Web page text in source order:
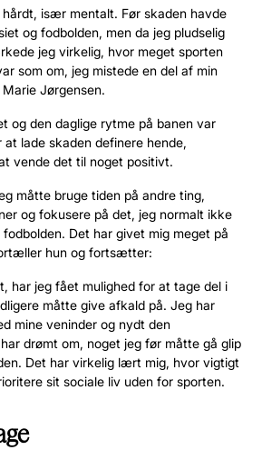
især mentalt. Før skaden havde
og fodbolden, men da jeg pludselig
jeg virkelig, hvor meget sporten
som om, jeg mistede en del af min
Jørgensen.
og den daglige rytme på banen var
lade skaden definere hende,
vende det til noget positivt.
måtte bruge tiden på andre ting,
og fokusere på det, jeg normalt ikke
Det har givet mig meget på
hun og fortsætter:
har jeg fået mulighed for at tage del i
måtte give afkald på. Jeg har
mine veninder og nydt den
drømt om, noget jeg før måtte gå glip
Det har virkelig lært mig, hvor vigtigt
sit sociale liv uden for sporten.